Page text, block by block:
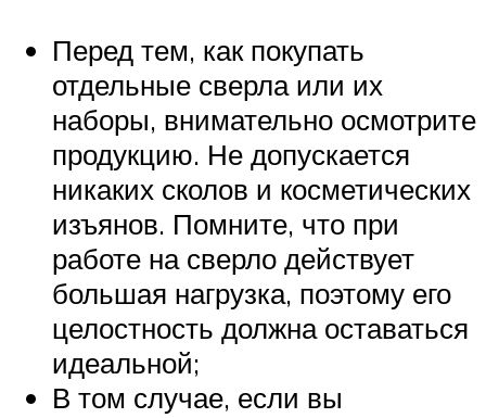
Перед тем, как покупать
отдельные сверла или их
наборы, внимательно осмотрите
продукцию. Не допускается
никаких сколов и косметических
изъянов. Помните, что при
работе на сверло действует
большая нагрузка, поэтому его
целостность должна оставаться
идеальной;
В том случае, если вы